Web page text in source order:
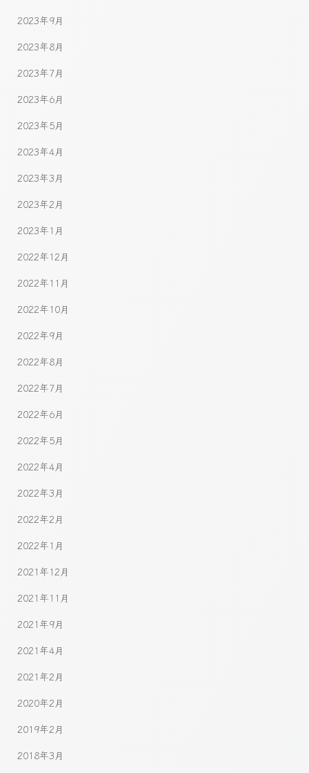
2023年9月
2023年8月
2023年7月
2023年6月
2023年5月
2023年4月
2023年3月
2023年2月
2023年1月
2022年12月
2022年11月
2022年10月
2022年9月
2022年8月
2022年7月
2022年6月
2022年5月
2022年4月
2022年3月
2022年2月
2022年1月
2021年12月
2021年11月
2021年9月
2021年4月
2021年2月
2020年2月
2019年2月
2018年3月